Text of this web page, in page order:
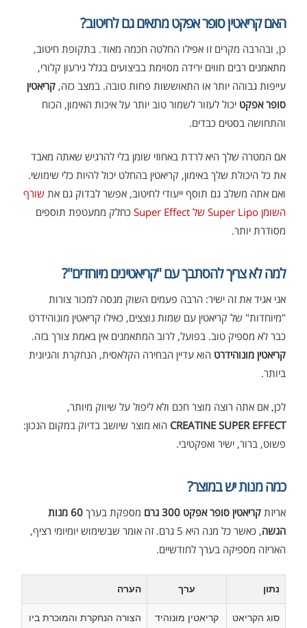
האם קריאטין סופר אפקט מתאים גם לחיטוב?
כן, ובהרבה מקרים זו אפילו החלטה חכמה מאוד. בתקופת חיטוב,
מתאמנים רבים חווים ירידה מסוימת בביצועים בגלל גירעון קלורי,
עייפות גבוהה יותר או התאוששות פחות טובה. במצב כזה, קריאטין
סופר אפקט יכול לעזור לשמור טוב יותר על איכות האימון, הכוח
והתחושה בסטים כבדים.
אם המטרה שלך היא לרדת באחוזי שומן בלי להרגיש שאתה מאבד
את כל היכולת שלך באימון, קריאטין בהחלט יכול להיות כלי שימושי.
ואם אתה משלב גם תוסף ייעודי לחיטוב, אפשר לבדוק גם את שורף
השומן Super Lipo של Super Effect
כחלק ממעטפת תוספים
מסודרת יותר.
למה לא צריך להסתבך עם "קריאטינים מיוחדים"?
אני אגיד את זה ישיר: הרבה פעמים השוק מנסה למכור צורות
"מיוחדות" של קריאטין עם שמות נוצצים, כאילו קריאטין מונוהידרט
כבר לא מספיק טוב. בפועל, לרוב המתאמנים אין באמת צורך בזה.
קריאטין מונוהידרט הוא עדיין הבחירה הקלאסית, הנחקרת והגיונית
ביותר.
לכן, אם אתה רוצה מוצר חכם ולא ליפול על שיווק מיותר,
CREATINE SUPER EFFECT הוא מוצר שיושב בדיוק במקום הנכון:
פשוט, ברור, ישיר ואפקטיבי.
כמה מנות יש במוצר?
אריזת קריאטין סופר אפקט 300 גרם מספקת בערך
60 מנות
הגשה
, כאשר כל מנה היא 5 גרם. זה אומר שבשימוש יומיומי רציף,
האריזה מספיקה בערך לחודשיים.
נתון ערך הערה
סוג הקריאט
קריאטין מונוהיד
הצורה הנחקרת והמוכרת ביו